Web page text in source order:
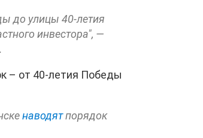
до улицы 40-летия
инвестора", —
– от 40-летия Победы
наводятпорядок